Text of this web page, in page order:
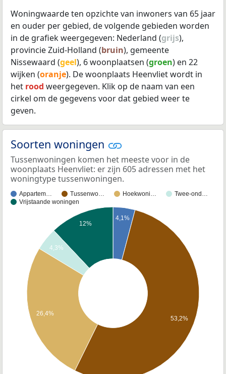
Woningwaarde ten opzichte van inwoners van 65 jaar
en ouder per gebied, de volgende gebieden worden
in de grafiek weergegeven: Nederland (grijs),
provincie Zuid-Holland (bruin), gemeente
Nissewaard (geel), 6 woonplaatsen (groen) en 22
wijken (oranje). De woonplaats Heenvliet wordt in
het rood weergegeven. Klik op de naam van een
cirkel om de gegevens voor dat gebied weer te
geven.
Soorten woningen
Tussenwoningen komen het meeste voor in de
woonplaats Heenvliet: er zijn 605 adressen met het
woningtype tussenwoningen.
Appartem… Tussenwo… Hoekwoni…
Twee-ond…
Vrijstaande woningen
4,1%
12%
4,3%
26,4%
53,2%